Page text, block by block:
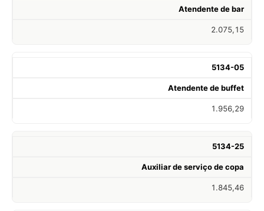
Atendente de bar
2.075,15
5134-05
Atendente de buffet
1.956,29
5134-25
Auxiliar de serviço de copa
1.845,46